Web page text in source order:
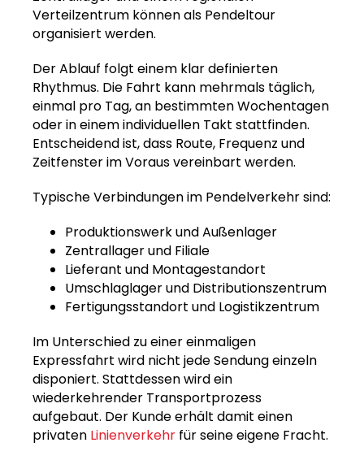
Verteilzentrum können als Pendeltour
organisiert werden.
Der Ablauf folgt einem klar definierten
Rhythmus. Die Fahrt kann mehrmals täglich,
einmal pro Tag, an bestimmten Wochentagen
oder in einem individuellen Takt stattfinden.
Entscheidend ist, dass Route, Frequenz und
Zeitfenster im Voraus vereinbart werden.
Typische Verbindungen im Pendelverkehr sind:
Produktionswerk und Außenlager
Zentrallager und Filiale
Lieferant und Montagestandort
Umschlaglager und Distributionszentrum
Fertigungsstandort und Logistikzentrum
Im Unterschied zu einer einmaligen
Expressfahrt wird nicht jede Sendung einzeln
disponiert. Stattdessen wird ein
wiederkehrender Transportprozess
aufgebaut. Der Kunde erhält damit einen
privaten Linienverkehr für seine eigene Fracht.